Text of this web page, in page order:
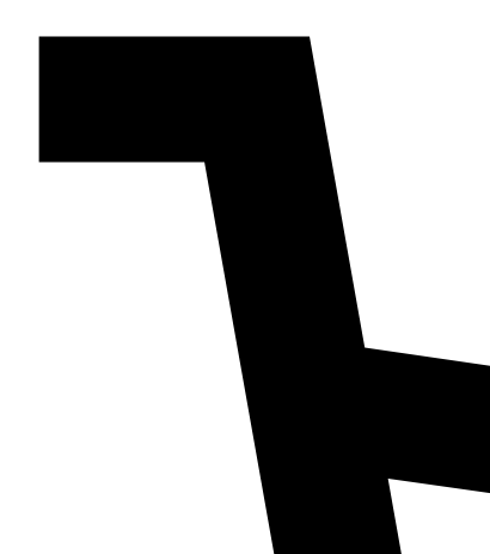
Goldstar (Голдстар)
Gorenje (Горение)
Haier (Хайер)
Hansa (Ханса)
Helkama (Хелкама)
Hicold (Хайколд)
Hisense (Хайсенс)
Hotpoint (Хотпоинт)
Indesit (Индезит)
Inter (Интер)